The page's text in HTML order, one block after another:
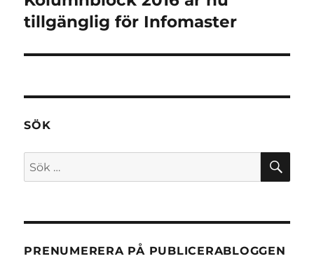
tillgänglig för Infomaster
SÖK
Sök
efter:
PRENUMERERA PÅ PUBLICERABLOGGEN